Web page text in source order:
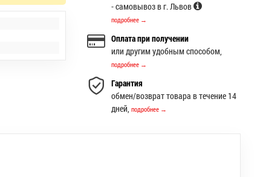
- самовывоз в г. Львов
подробнее →
Оплата при получении
или другим удобным способом,
подробнее →
Гарантия
обмен/возврат товара в течение 14
дней,подробнее →